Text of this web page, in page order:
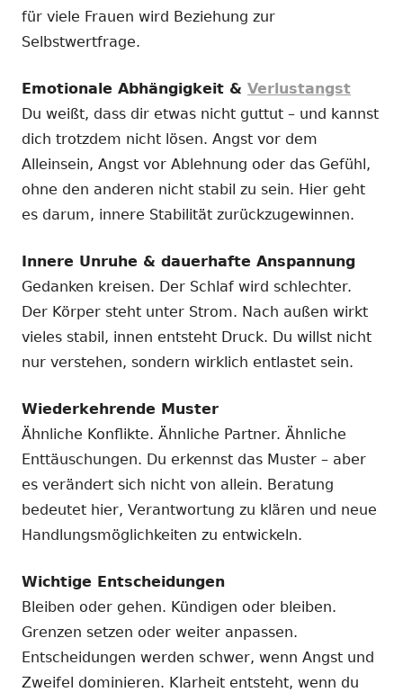
für viele Frauen wird Beziehung zur
Selbstwertfrage.
Emotionale Abhängigkeit & Verlustangst
Du weißt, dass dir etwas nicht guttut – und kannst
dich trotzdem nicht lösen. Angst vor dem
Alleinsein, Angst vor Ablehnung oder das Gefühl,
ohne den anderen nicht stabil zu sein. Hier geht
es darum, innere Stabilität zurückzugewinnen.
Innere Unruhe & dauerhafte Anspannung
Gedanken kreisen. Der Schlaf wird schlechter.
Der Körper steht unter Strom. Nach außen wirkt
vieles stabil, innen entsteht Druck. Du willst nicht
nur verstehen, sondern wirklich entlastet sein.
Wiederkehrende Muster
Ähnliche Konflikte. Ähnliche Partner. Ähnliche
Enttäuschungen. Du erkennst das Muster – aber
es verändert sich nicht von allein. Beratung
bedeutet hier, Verantwortung zu klären und neue
Handlungsmöglichkeiten zu entwickeln.
Wichtige Entscheidungen
Bleiben oder gehen. Kündigen oder bleiben.
Grenzen setzen oder weiter anpassen.
Entscheidungen werden schwer, wenn Angst und
Zweifel dominieren. Klarheit entsteht, wenn du